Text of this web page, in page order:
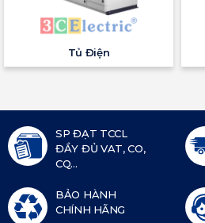
Tủ Điện
SP ĐẠT TCCL
ĐẦY ĐỦ VAT, CO,
CQ...
BẢO HÀNH
CHÍNH HÃNG